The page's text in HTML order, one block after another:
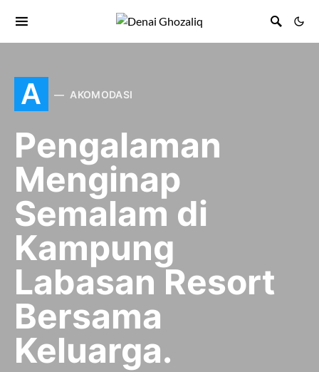
A AKOMODASI
Pengalaman
Menginap
Semalam di
Kampung
Labasan Resort
Bersama
Keluarga.